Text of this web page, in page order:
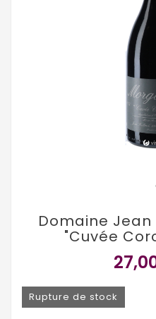
Domaine
"Cuvée
Rupture de stock